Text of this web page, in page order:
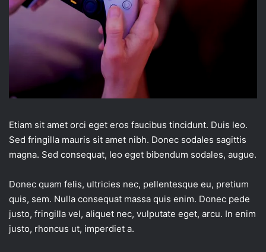
Etiam sit amet orci eget eros faucibus tincidunt. Duis leo.
Sed fringilla mauris sit amet nibh. Donec sodales sagittis
magna. Sed consequat, leo eget bibendum sodales, augue.
Donec quam felis, ultricies nec, pellentesque eu, pretium
quis, sem. Nulla consequat massa quis enim. Donec pede
justo, fringilla vel, aliquet nec, vulputate eget, arcu. In enim
justo, rhoncus ut, imperdiet a.